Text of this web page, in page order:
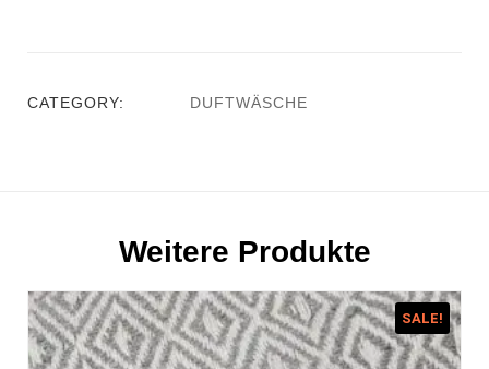
CATEGORY: DUFTWÄSCHE
Weitere Produkte
SALE!